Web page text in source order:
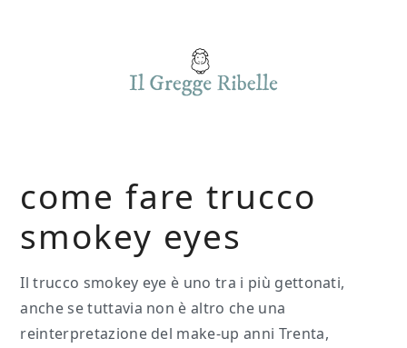
come fare trucco
smokey eyes
Il trucco smokey eye è uno tra i più gettonati,
anche se tuttavia non è altro che una
reinterpretazione del make-up anni Trenta,